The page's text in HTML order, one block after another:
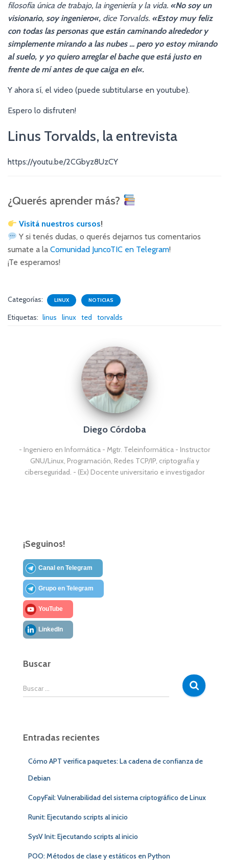
filosofía única de trabajo, la ingeniería y la vida. «No soy un
visionario, soy ingeniero«, dice Torvalds. «Estoy muy feliz
con todas las personas que están caminando alrededor y
simplemente mirando a las nubes … pero yo estoy mirando
al suelo, y yo quiero arreglarel bache que está justo en
frente de mí antes de que caiga en el«.
Y ahora sí, el video (puede subtitularse en youtube).
Espero lo disfruten!
Linus Torvalds, la entrevista
https://youtu.be/2CGbyz8UzCY
¿Querés aprender más?
Visitá nuestros cursos!
Y si tenés dudas, o querés dejarnos tus comentarios
sumate a la Comunidad JuncoTIC en Telegram!
¡Te esperamos!
Categorías: LINUX NOTICIAS
Etiquetas: linus linux ted torvalds
Diego Córdoba
- Ingeniero en Informática - Mgtr. Teleinformática - Instructor
GNU/Linux, Programación, Redes TCP/IP, criptografía y
ciberseguridad. - (Ex) Docente universitario e investigador
¡Seguinos!
Canal en Telegram
Grupo en Telegram
YouTube
LinkedIn
Buscar
B
u
r
Buscar …
Entradas recientes
Cómo APT verifica paquetes: La cadena de confianza de
Debian
CopyFail: Vulnerabilidad del sistema criptográfico de Linux
Runit: Ejecutando scripts al inicio
SysV Init: Ejecutando scripts al inicio
POO: Métodos de clase y estáticos en Python